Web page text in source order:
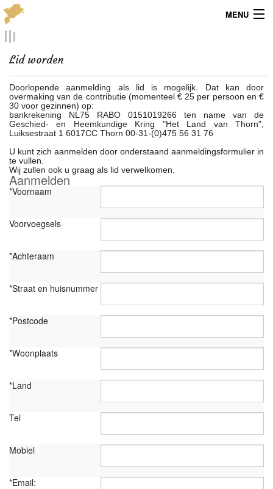
MENU
Menu
Dialect
Locaties
Kaarten
Overig
Lid worden
Doorlopende aanmelding als lid is mogelijk. Dat kan door
overmaking van de contributie (momenteel € 25 per persoon en €
30 voor gezinnen) op:
bankrekening NL75 RABO 0151019266 ten name van de
Geschied- en Heemkundige Kring "Het Land van Thorn",
Luiksestraat 1 6017CC Thorn 00-31-(0)475 56 31 76
U kunt zich aanmelden door onderstaand aanmeldingsformulier in
te vullen.
Wij zullen ook u graag als lid verwelkomen.
Aanmelden
*Voornaam
Voorvoegsels
*Achteraam
*Straat en huisnummer
*Postcode
*Woonplaats
*Land
Tel
Mobiel
*Email: